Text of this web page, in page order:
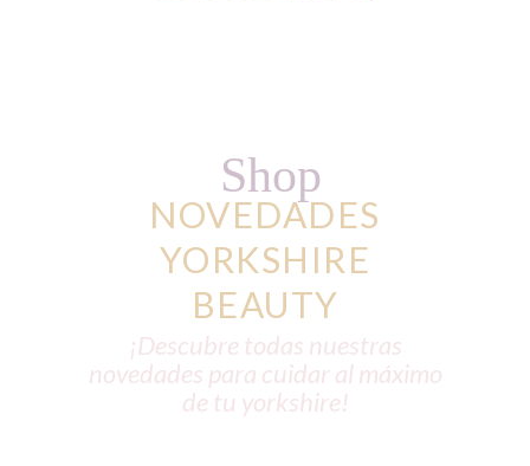
Shop
NOVEDADES
YORKSHIRE
BEAUTY
¡Descubre todas nuestras
novedades para cuidar al máximo
de tu yorkshire!